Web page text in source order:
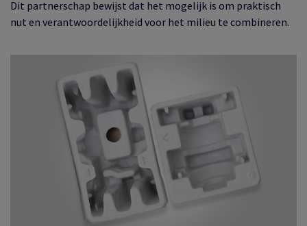
Dit partnerschap bewijst dat het mogelijk is om praktisch
nut en verantwoordelijkheid voor het milieu te combineren.